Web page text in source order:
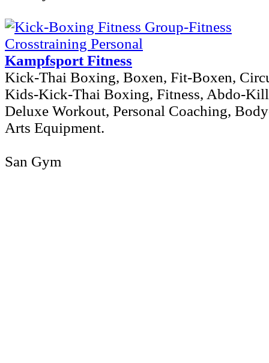
Kampfsport Fitness
Kick-Thai Boxing, Boxen, Fit-Boxen,
Kids-Kick-Thai Boxing, Fitness, Abdo-
Deluxe Workout, Personal Coaching,
Arts Equipment.
San Gym